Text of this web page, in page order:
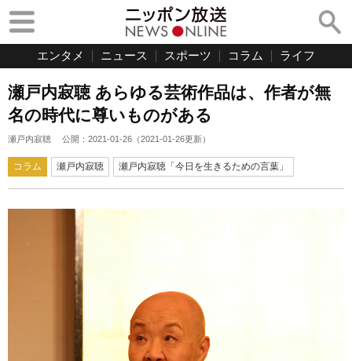
エンタメ ニュース スポーツ コラム ライフ
瀬戸内寂聴 あらゆる芸術作品は、作者が無
名の時代に尊いものがある
瀬戸内寂聴 公開： 2021-01-26 （2021-01-26更新）
コラム 瀬戸内寂聴 瀬戸内寂聴「今日を生きるための言葉」